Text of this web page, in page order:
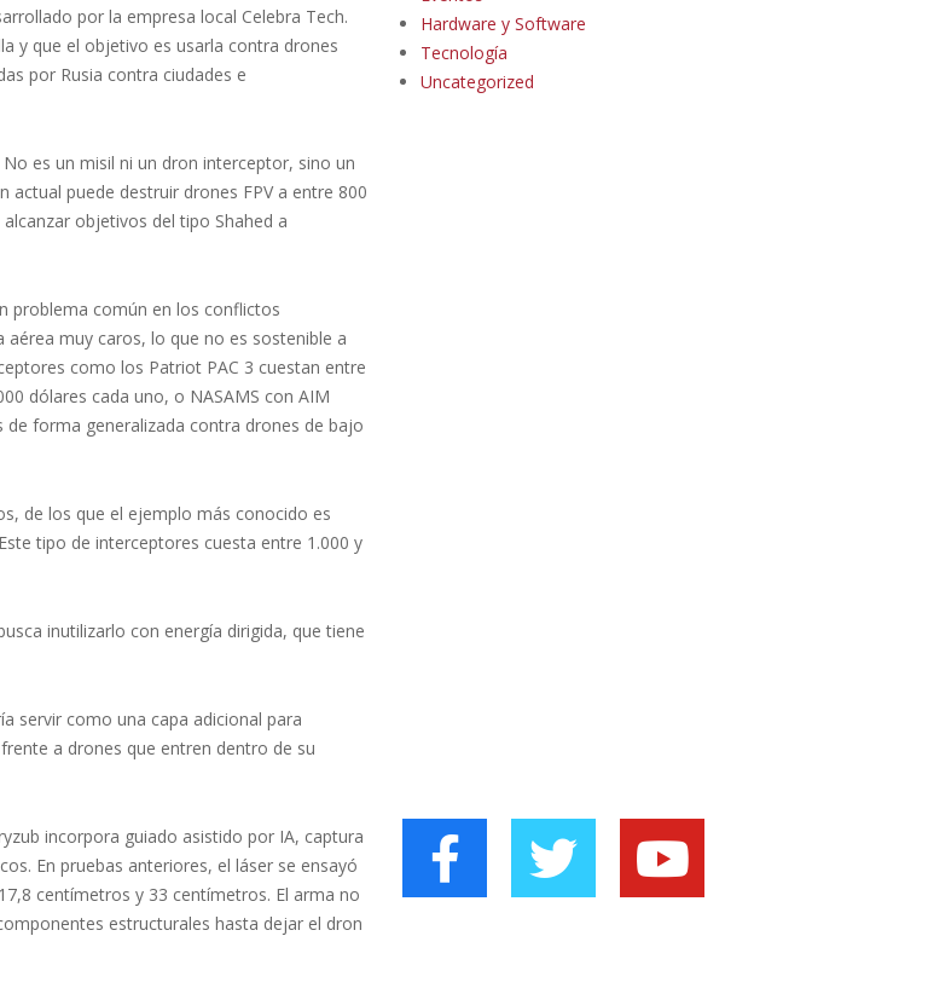
por la empresa local Celebra Tech.
y que el objetivo es usarla contra drones
por Rusia contra ciudades e
es un misil ni un dron interceptor, sino un
actual puede destruir drones FPV a entre 800
objetivos del tipo Shahed a
problema común en los conflictos
muy caros, lo que no es sostenible a
como los Patriot PAC 3 cuestan entre
dólares cada uno, o NASAMS con AIM
forma generalizada contra drones de bajo
de los que el ejemplo más conocido es
tipo de interceptores cuesta entre 1.000 y
inutilizarlo con energía dirigida, que tiene
servir como una capa adicional para
a drones que entren dentro de su
incorpora guiado asistido por IA, captura
En pruebas anteriores, el láser se ensayó
centímetros y 33 centímetros. El arma no
estructurales hasta dejar el dron
Hardware y Software
Tecnología
Uncategorized